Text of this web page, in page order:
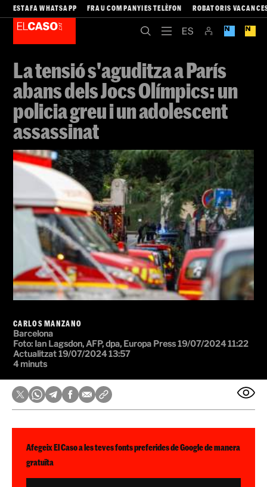
ESTAFA WHATSAPP FRAU COMPANYIES TELÈFON ROBATORIS
La tensió s'aguditza a París
abans dels Jocs Olímpics: un
policia greu i un adolescent
assassinat
CARLOS MANZANO
Barcelona
Foto: Ian Lagsdon, AFP, dpa, Europa Press19/07/2024 11:22
Actualitzat 19/07/2024 13:57
4 minuts
Afegeix El Caso a les teves fonts preferides de Google de manera
gratuïta